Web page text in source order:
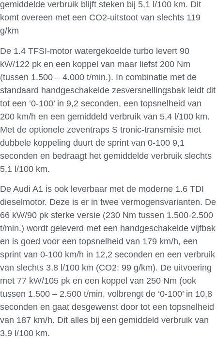
gemiddelde verbruik blijft steken bij 5,1 l/100 km. Dit
komt overeen met een CO2-uitstoot van slechts 119
g/km
De 1.4 TFSI-motor watergekoelde turbo levert 90
kW/122 pk en een koppel van maar liefst 200 Nm
(tussen 1.500 – 4.000 t/min.). In combinatie met de
standaard handgeschakelde zesversnellingsbak leidt dit
tot een ‘0-100’ in 9,2 seconden, een topsnelheid van
200 km/h en een gemiddeld verbruik van 5,4 l/100 km.
Met de optionele zeventraps S tronic-transmisie met
dubbele koppeling duurt de sprint van 0-100 9,1
seconden en bedraagt het gemiddelde verbruik slechts
5,1 l/100 km.
De Audi A1 is ook leverbaar met de moderne 1.6 TDI
dieselmotor. Deze is er in twee vermogensvarianten. De
66 kW/90 pk sterke versie (230 Nm tussen 1.500-2.500
t/min.) wordt geleverd met een handgeschakelde vijfbak
en is goed voor een topsnelheid van 179 km/h, een
sprint van 0-100 km/h in 12,2 seconden en een verbruik
van slechts 3,8 l/100 km (CO2: 99 g/km). De uitvoering
met 77 kW/105 pk en een koppel van 250 Nm (ook
tussen 1.500 – 2.500 t/min. volbrengt de ‘0-100’ in 10,8
seconden en gaat desgewenst door tot een topsnelheid
van 187 km/h. Dit alles bij een gemiddeld verbruik van
3,9 l/100 km.